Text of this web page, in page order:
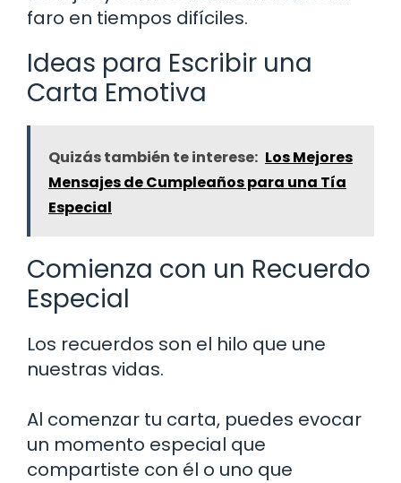
faro en tiempos difíciles.
Ideas para Escribir una
Carta Emotiva
Quizás también te interese: Los Mejores
Mensajes de Cumpleaños para una Tía
Especial
Comienza con un Recuerdo
Especial
Los recuerdos son el hilo que une
nuestras vidas.
Al comenzar tu carta, puedes evocar
un momento especial que
compartiste con él o uno que